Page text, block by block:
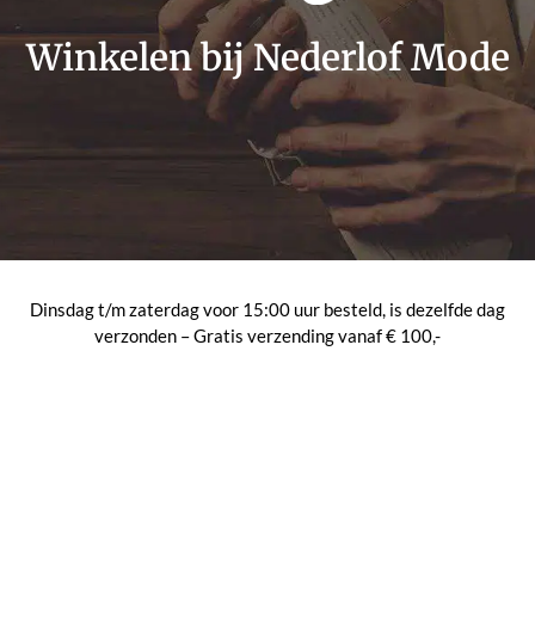
Winkelen bij Nederlof Mode
Dinsdag t/m zaterdag voor 15:00 uur besteld, is dezelfde dag
verzonden – Gratis verzending vanaf € 100,-